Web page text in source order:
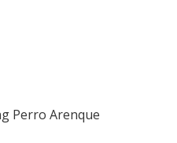
Perro Arenque